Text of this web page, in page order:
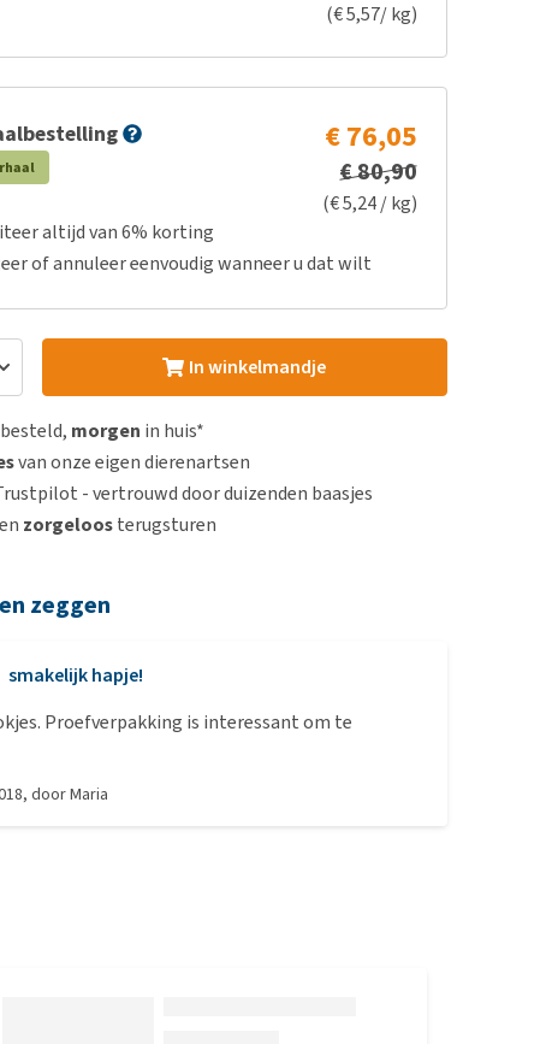
(€ 5,57/ kg)
€ 76,05
€ 80,90
(€ 5,24 / kg)
altijd van 6% korting
of annuleer eenvoudig wanneer u dat wilt
In winkelmandje
morgen in huis*
van onze eigen dierenartsen
- vertrouwd door duizenden baasjes
en zorgeloosterugsturen
zeggen
smakelijk hapje!
Proefverpakking is interessant om te
, doorMaria